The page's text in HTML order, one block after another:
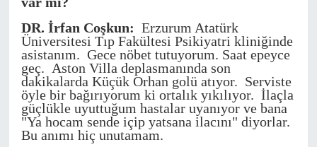
DR. İrfan Coşkun: Erzurum Atatürk
Üniversitesi Tıp Fakültesi Psikiyatri kliniğinde
asistanım. Gece nöbet tutuyorum. Saat epeyce
geç. Aston Villa deplasmanında son
dakikalarda Küçük Orhan golü atıyor. Serviste
öyle bir bağırıyorum ki ortalık yıkılıyor. İlaçla
güçlükle uyuttuğum hastalar uyanıyor ve bana
"Ya hocam sende içip yatsana ilacını" diyorlar.
Bu anımı hiç unutamam.